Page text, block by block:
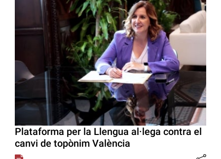
Plataforma per la Llengua al·lega contra el
canvi de topònim València